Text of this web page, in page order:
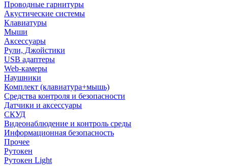
Проводные гарнитуры
Акустические системы
Клавиатуры
Мыши
Аксессуары
Рули, Джойстики
USB адаптеры
Web-камеры
Наушники
Комплект (клавиатура+мышь)
Средства контроля и безопасности
Датчики и аксессуары
СКУД
Видеонаблюдение и контроль среды
Информационная безопасность
Прочее
Рутокен
Рутокен Light